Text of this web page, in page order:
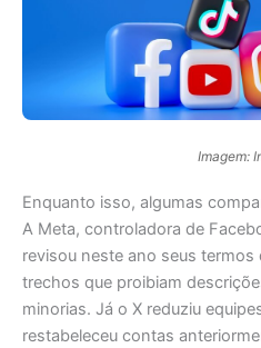
Imagem:
Enquanto isso, algumas
A Meta, controladora de
revisou neste ano seus
trechos que proibiam
minorias. Já o X reduziu
restabeleceu contas